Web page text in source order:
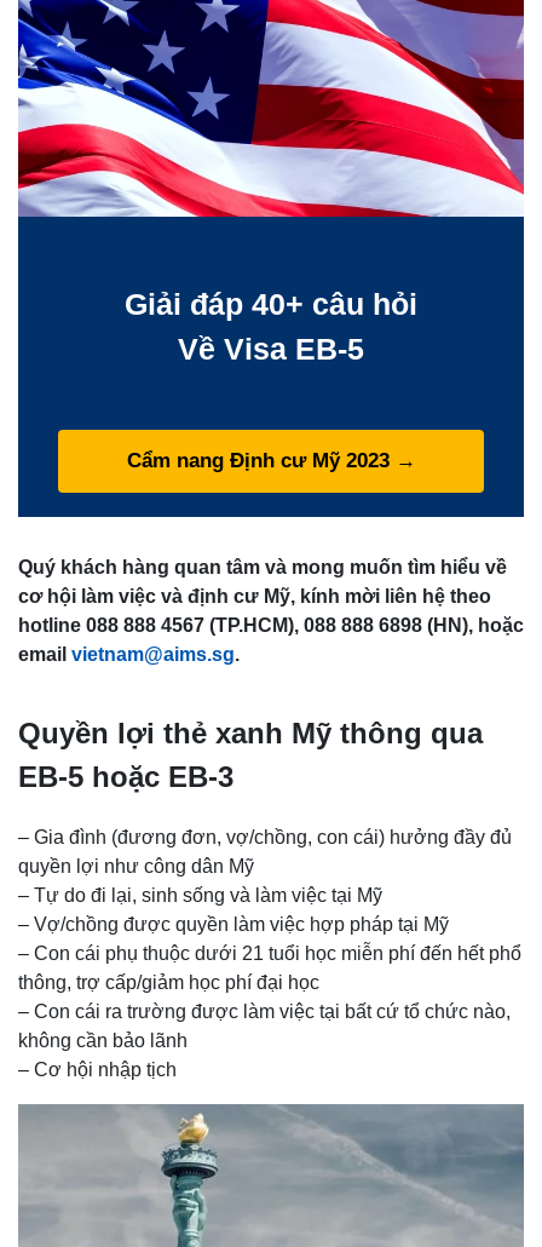
Giải đáp 40+ câu hỏi
Về Visa EB-5
Cẩm nang Định cư Mỹ 2023→
Quý khách hàng quan tâm và mong muốn tìm hiểu về
cơ hội làm việc và định cư Mỹ, kính mời liên hệ theo
hotline 088 888 4567 (TP.HCM), 088 888 6898 (HN), hoặc
email vietnam@aims.sg.
Quyền lợi thẻ xanh Mỹ thông qua
EB-5 hoặc EB-3
– Gia đình (đương đơn, vợ/chồng, con cái) hưởng đầy đủ
quyền lợi như công dân Mỹ
– Tự do đi lại, sinh sống và làm việc tại Mỹ
– Vợ/chồng được quyền làm việc hợp pháp tại Mỹ
– Con cái phụ thuộc dưới 21 tuổi học miễn phí đến hết phổ
thông, trợ cấp/giảm học phí đại học
– Con cái ra trường được làm việc tại bất cứ tổ chức nào,
không cần bảo lãnh
– Cơ hội nhập tịch